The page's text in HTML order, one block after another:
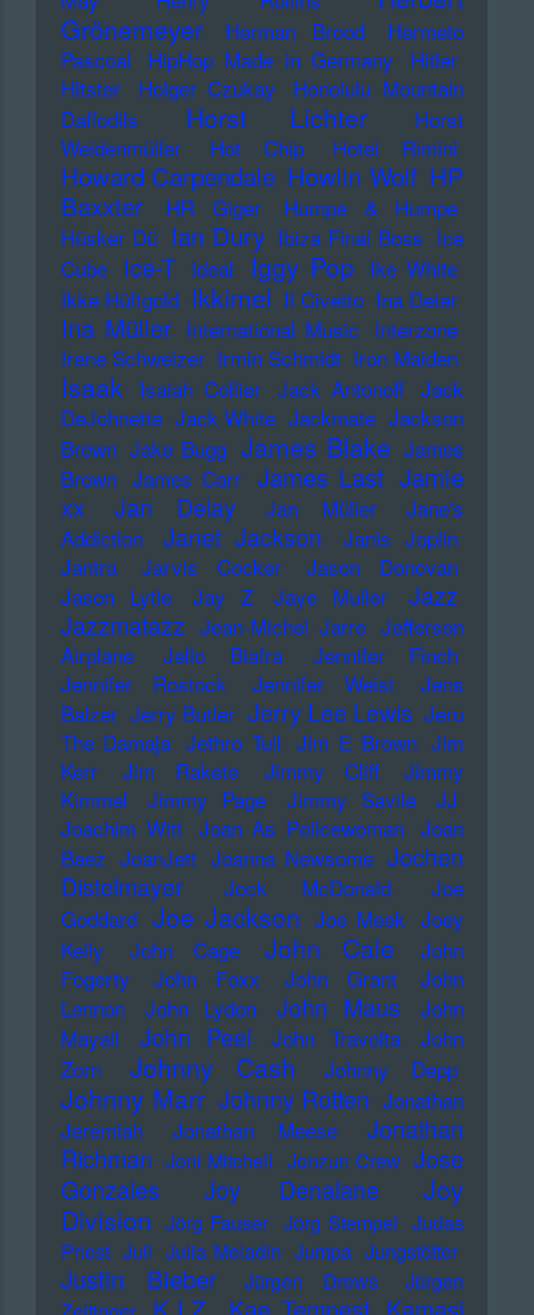
Grönemeyer
Herman Brood
Hermeto
Pascoal
HipHop Made in Germany
Hitler
Hitster
Holger Czukay
Honolulu Mountain
Daffodils
Horst Lichter
Horst
Weidenmüller
Hot Chip Hotel Rimini
Howard Carpendale Howlin Wolf HP
Baxxter
HR Giger
Humpe & Humpe
Hüsker Dü Ian Dury Ibiza Final Boss Ice
Cube
Ice-T Ideal Iggy Pop Ike White
Ikke Hüftgold Ikkimel Il Civetto Ina Deter
Ina Müller International Music Interzone
Irene Schweizer Irmin Schmidt Iron Maiden
Isaak Isaiah Collier Jack Antonoff Jack
DeJohnette Jack White Jackmate Jackson
Brown Jake Bugg James Blake James
Brown James Carr James Last Jamie
xx
Jan Delay Jan Müller
Jane's
Addiction
Janet Jackson
Janis Joplin
Jantra
Jarvis Cocker
Jason Donovan
Jason Lytle
Jay Z Jaye Muller
Jazz
Jazzmatazz Jean-Michel Jarre Jefferson
Airplane
Jello Biafra
Jennifer Finch
Jennifer Rostock
Jennifer Weist
Jens
Balzer Jerry Butler Jerry Lee Lewis Jeru
The Damaja Jethro Tull Jim E Brown Jim
Kerr
Jim Rakete Jimmy Cliff
Jimmy
Kimmel
Jimmy Page Jimmy Savile
JJ
Joachim Witt Joan As Policewoman Joan
Baez JoanJett Joanna Newsome Jochen
Distelmayer
Jock McDonald
Joe
Goddard Joe Jackson Joe Meek Joey
Kelly
John Cage John Cale
John
Fogerty
John Foxx John Grant
John
Lennon
John Lydon John Maus
John
Mayall
John Peel John Travolta
John
Zorn
Johnny Cash Johnny Depp
Johnny Marr Johnny Rotten Jonathan
Jeremiah
Jonathan Meese
Jonathan
Richman Joni Mitchell Jonzun Crew Jose
Gonzales
Joy Denalane
Joy
Division Jörg Fauser Jörg Stempel Judas
Priest Juli Julia Meladin Jumpa Jungstötter
Justin Bieber Jürgen Drews
Jürgen